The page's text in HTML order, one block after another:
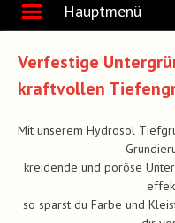
Hauptmenü
Verfestige
kraftvollen
Mit unserem Hydrosol
kreidende und poröse
so sparst du Farbe und